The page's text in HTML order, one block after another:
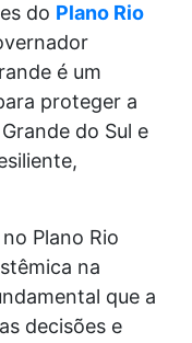
do Plano Rio
é um
proteger a
do Sul e
Plano Rio
na
que a
decisões e